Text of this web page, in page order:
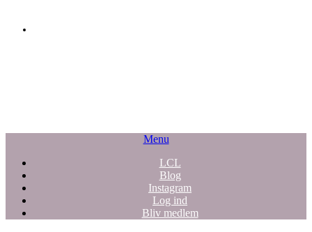
Menu
LCL
Blog
Instagram
Log ind
Bliv medlem